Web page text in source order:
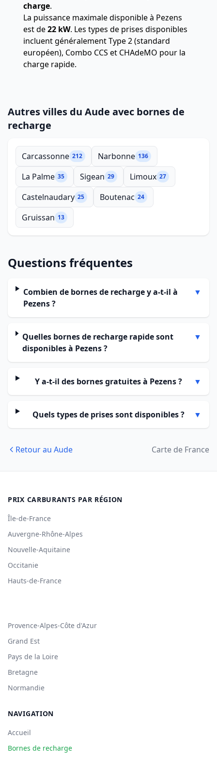
charge.
La puissance maximale disponible à Pezens
est de22 kW. Les types de prises disponibles
incluent généralement Type 2 (standard
européen), Combo CCS et CHAdeMO pour la
charge rapide.
Autres villes du Aude avec bornes de
recharge
Carcassonne 212 Narbonne 136
La Palme 35 Sigean 29 Limoux 27
Castelnaudary 25 Boutenac 24
Gruissan 13
Questions fréquentes
Combien de bornes de recharge y a-t-il à
Pezens ?
▼
Quelles bornes de recharge rapide sont
disponibles à Pezens ?
▼
Y a-t-il des bornes gratuites à Pezens ? ▼
Quels types de prises sont disponibles ? ▼
Retour au Aude Carte de France
PRIX CARBURANTS PAR RÉGION
Île-de-France
Auvergne-Rhône-Alpes
Nouvelle-Aquitaine
Occitanie
Hauts-de-France
Provence-Alpes-Côte d'Azur
Grand Est
Pays de la Loire
Bretagne
Normandie
NAVIGATION
Accueil
Bornes de recharge